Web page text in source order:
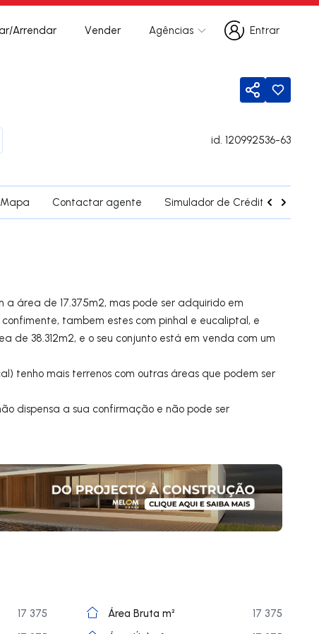
Arrendar Vender Agências
Entrar
Entrar
Partilhar
id. 120992536-63
Mapa Contactar agente Simulador de Crédito
a área de 17.375m2, mas pode ser adquirido em
tambem estes com pinhal e eucaliptal, e
de 38.312m2, e o seu conjunto está em venda com um
tenho mais terrenos com outras áreas que podem ser
dispensa a sua confirmação e não pode ser
17 375 Área Bruta m²
17 375